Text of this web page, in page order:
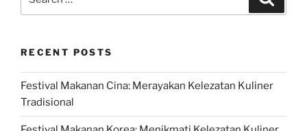
for:
RECENT POSTS
Festival Makanan Cina: Merayakan Kelezatan Kuliner
Tradisional